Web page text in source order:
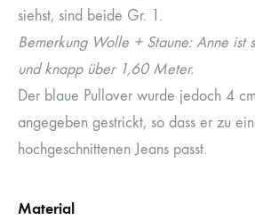
siehst, sind beide Gr. 1.
Bemerkung Wolle + Staune: Anne ist
und knapp über 1,60 Meter.
Der blaue Pullover wurde jedoch 4
angegeben gestrickt, so dass er zu
hochgeschnittenen Jeans passt.
Material